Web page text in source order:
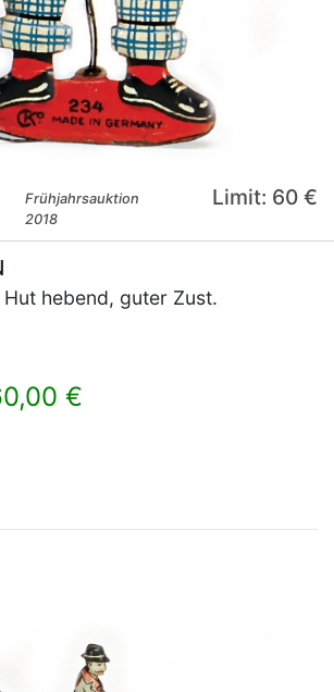
Frühjahrsauktion
2018
Limit: 60 €
Hut hebend, guter Zust.
€